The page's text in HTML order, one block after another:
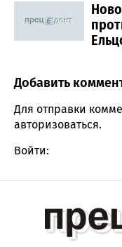
Comment
Добавить
Для отправки
авторизоваться.
Войти: